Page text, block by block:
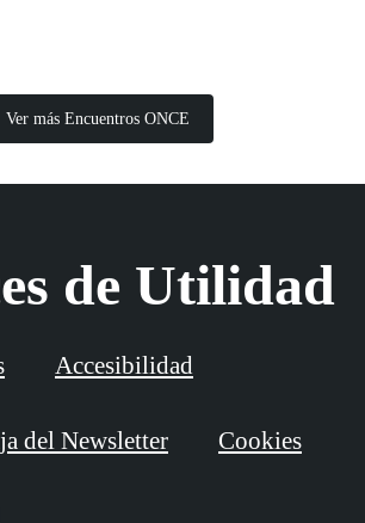
Ver más Encuentros ONCE
de Utilidad
Accesibilidad
del Newsletter Cookies